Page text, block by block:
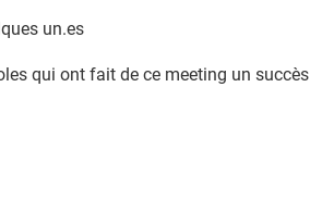
un.es
qui ont fait de ce meeting un succès